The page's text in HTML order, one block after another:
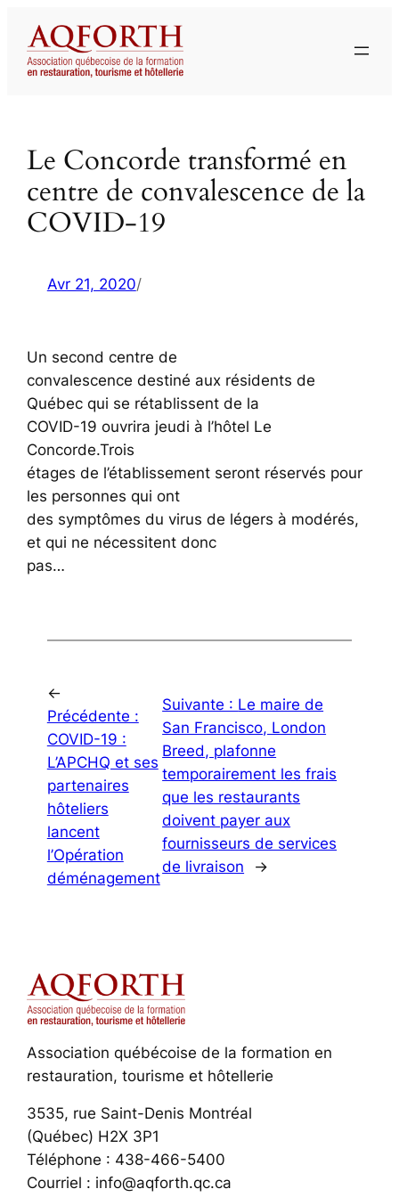
contenu
Le Concorde transformé en
centre de convalescence de la
COVID-19
Avr 21, 2020/
Un second centre de
convalescence destiné aux résidents de
Québec qui se rétablissent de la
COVID-19 ouvrira jeudi à l’hôtel Le
Concorde.Trois
étages de l’établissement seront réservés pour
les personnes qui ont
des symptômes du virus de légers à modérés,
et qui ne nécessitent donc
pas…
←
Précédente :
COVID-19 :
L’APCHQ et ses
partenaires
hôteliers
lancent
l’Opération
déménagement
Suivante : Le maire de
San Francisco, London
Breed, plafonne
temporairement les frais
que les restaurants
doivent payer aux
fournisseurs de services
de livraison
→
Association québécoise de la formation en
restauration, tourisme et hôtellerie
3535, rue Saint-Denis Montréal
(Québec) H2X 3P1
Téléphone : 438-466-5400
Courriel : info@aqforth.qc.ca